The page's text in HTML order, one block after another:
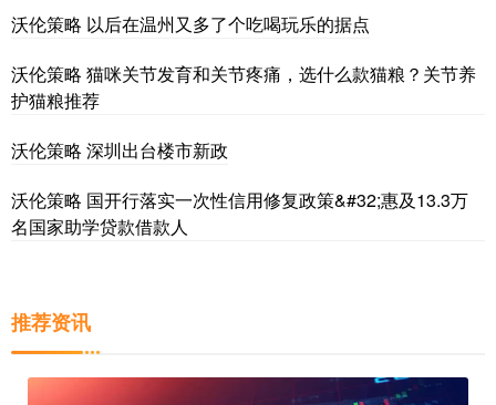
沃伦策略 以后在温州又多了个吃喝玩乐的据点
沃伦策略 猫咪关节发育和关节疼痛，选什么款猫粮？关节养
护猫粮推荐
沃伦策略 深圳出台楼市新政
沃伦策略 国开行落实一次性信用修复政策&#32;惠及13.3万
名国家助学贷款借款人
推荐资讯